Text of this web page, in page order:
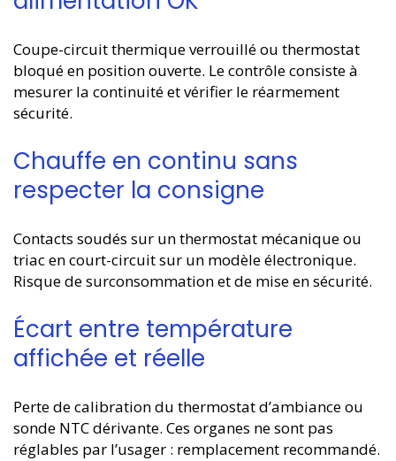
Coupe-circuit thermique verrouillé ou thermostat
bloqué en position ouverte. Le contrôle consiste à
mesurer la continuité et vérifier le réarmement
sécurité.
Chauffe en continu sans
respecter la consigne
Contacts soudés sur un thermostat mécanique ou
triac en court-circuit sur un modèle électronique.
Risque de surconsommation et de mise en sécurité.
Écart entre température
affichée et réelle
Perte de calibration du thermostat d’ambiance ou
sonde NTC dérivante. Ces organes ne sont pas
réglables par l’usager : remplacement recommandé.